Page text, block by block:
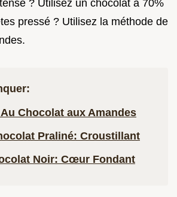
? Utilisez un chocolat à 70%
pressé ? Utilisez la méthode de
Chocolat aux Amandes
Praliné: Croustillant
Noir: Cœur Fondant